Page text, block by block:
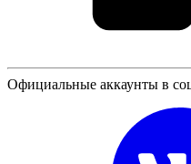
Официальные аккаунты в